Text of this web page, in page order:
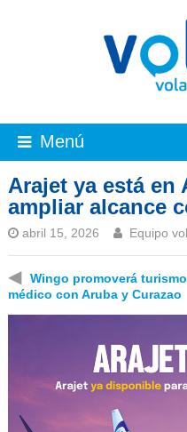
Menú
Arajet ya está en
ampliar alcance
abril 15, 2026 Equipo
◀
Wingo promoverá turismo
médico con Aruba y Curazao